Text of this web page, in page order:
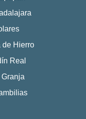
de Hierro
Real